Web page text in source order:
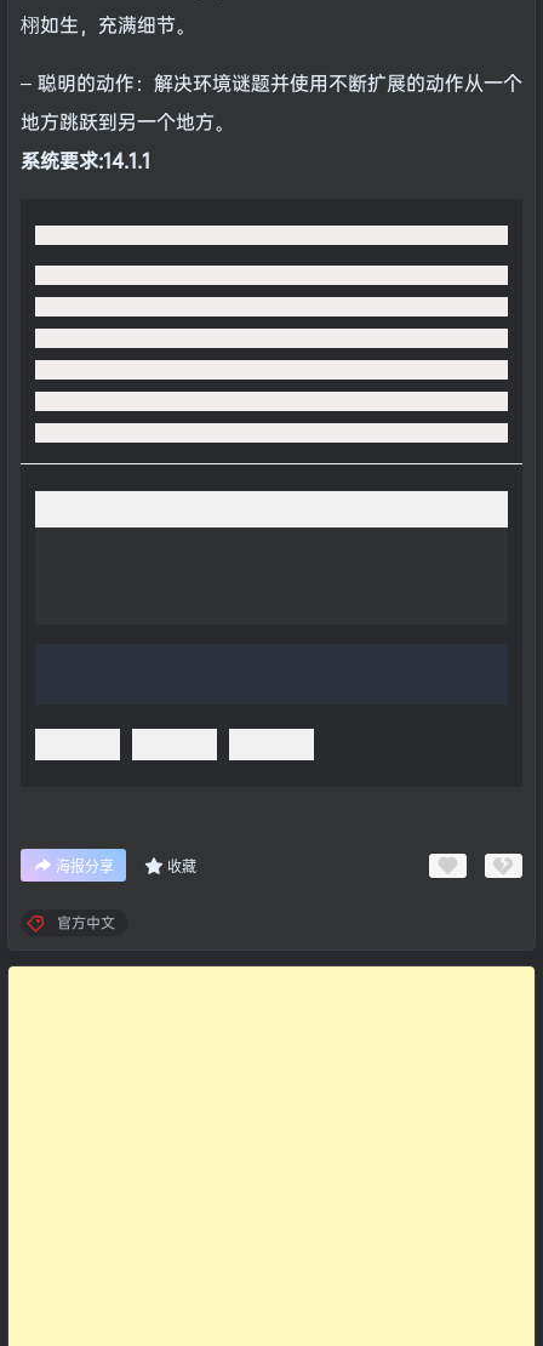
栩如生，充满细节。
– 聪明的动作：解决环境谜题并使用不断扩展的动作从一个
地方跳跃到另一个地方。
系统要求:14.1.1
海报分享 收藏
官方中文